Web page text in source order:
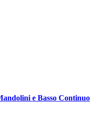
e Basso Continuo